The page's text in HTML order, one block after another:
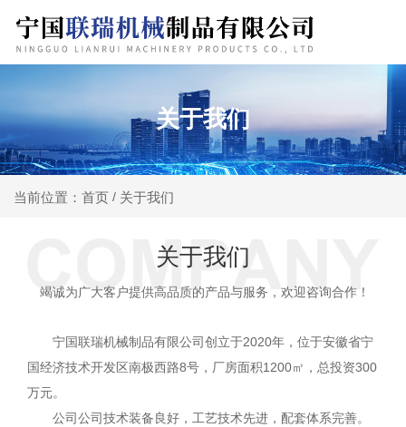
关于我们
当前位置：首页 / 关于我们
关于我们
竭诚为广大客户提供高品质的产品与服务，欢迎咨询合作！
宁国联瑞机械制品有限公司创立于2020年，位于安徽省宁
国经济技术开发区南极西路8号，厂房面积1200㎡，总投资300
万元。
公司公司技术装备良好，工艺技术先进，配套体系完善。